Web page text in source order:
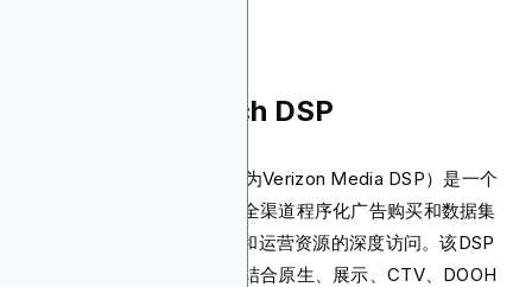
10. Yahoo AdTech DSP
Yahoo AdTech DSP（前身为Verizon Media DSP）是一个
程序化平台，为广告主提供全渠道程序化广告购买和数据集
成。它还提供对Yahoo自有和运营资源的深度访问。该DSP
也是少数几个在单一界面下结合原生、展示、CTV、DOOH